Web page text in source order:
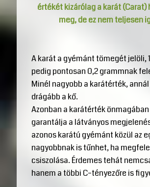
értékét kizárólag a karát (Carat)
meg, de ez nem teljesen
A karát a gyémánt tömegét jelöli,
pedig pontosan 0,2 grammnak
Minél nagyobb a karátérték,
drágább a kő.
Azonban a karátérték
garantálja a látványos
azonos karátú gyémánt közül az
nagyobbnak is tűnhet, ha
csiszolása. Érdemes tehát
hanem a többi C–tényezőre is